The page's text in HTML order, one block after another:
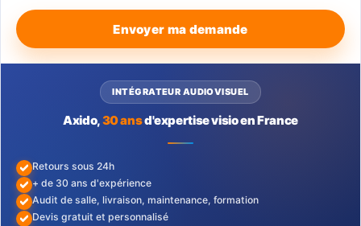
Envoyer ma demande
INTÉGRATEUR AUDIOVISUEL
Axido,30 ansd'expertise visio en France
Retours sous 24h
+ de 30 ans d'expérience
Audit de salle, livraison, maintenance, formation
Devis gratuit et personnalisé